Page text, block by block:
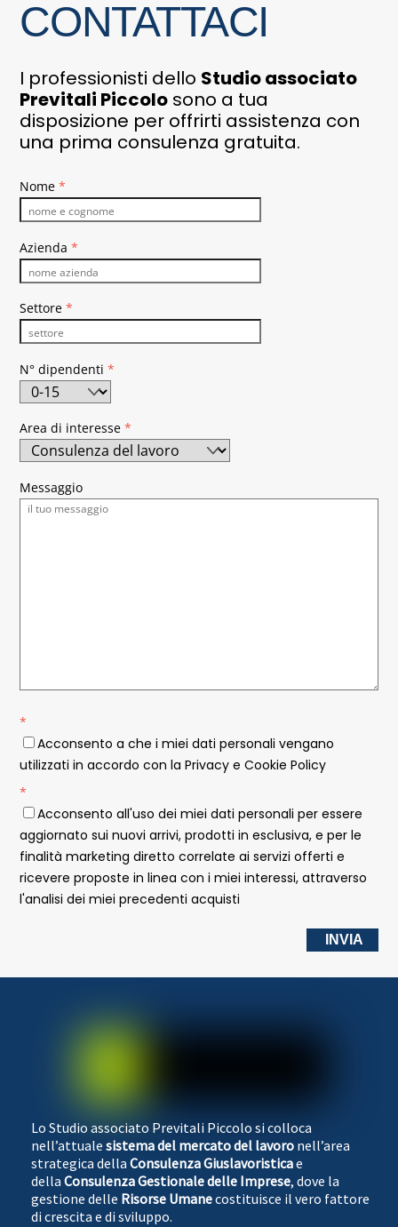
CONTATTACI
I professionisti dello Studio associato
Previtali Piccolo sono a tua
disposizione per offrirti assistenza con
una prima consulenza gratuita.
Nome*
Azienda*
Settore*
N° dipendenti*
Area di interesse*
Messaggio
*
Acconsento a che i miei dati personali vengano
utilizzati in accordo con la Privacy e Cookie Policy
*
Acconsento all'uso dei miei dati personali per essere
aggiornato sui nuovi arrivi, prodotti in esclusiva, e per le
finalità marketing diretto correlate ai servizi offerti e
ricevere proposte in linea con i miei interessi, attraverso
l'analisi dei miei precedenti acquisti
INVIA
Lo Studio associato Previtali Piccolo si colloca
nell’attualesistema del mercato del lavoro nell’area
strategica dellaConsulenza Giuslavoristicae
dellaConsulenza Gestionale delle Imprese, dove la
gestione delle Risorse Umanecostituisce il vero fattore
di crescita e di sviluppo.